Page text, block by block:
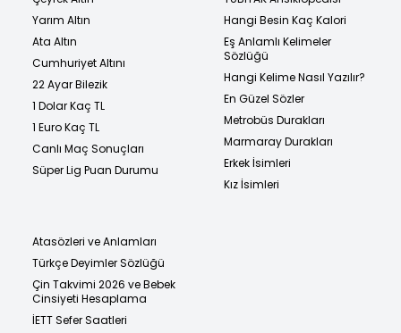
Yarım Altın
Ata Altın
Cumhuriyet Altını
22 Ayar Bilezik
1 Dolar Kaç TL
1 Euro Kaç TL
Canlı Maç Sonuçları
Süper Lig Puan Durumu
Hangi Besin Kaç Kalori
Eş Anlamlı Kelimeler
Sözlüğü
Hangi Kelime Nasıl Yazılır?
En Güzel Sözler
Metrobüs Durakları
Marmaray Durakları
Erkek İsimleri
Kız İsimleri
Atasözleri ve Anlamları
Türkçe Deyimler Sözlüğü
Çin Takvimi 2026 ve Bebek
Cinsiyeti Hesaplama
İETT Sefer Saatleri